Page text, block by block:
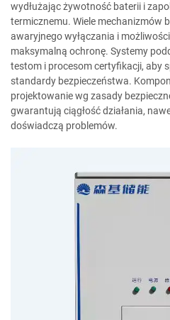
wydłużając żywotność baterii i
termicznemu. Wiele mechanizmów
awaryjnego wyłączania i
maksymalną ochronę. Systemy
testom i procesom certyfikacji, aby
standardy bezpieczeństwa.
projektowanie wg zasady
gwarantują ciągłość działania,
doświadczą problemów.